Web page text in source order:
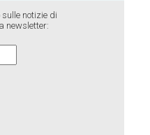
notizie di
newsletter: